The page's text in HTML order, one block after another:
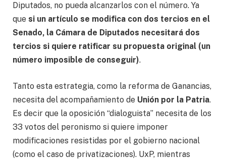
Diputados, no pueda alcanzarlos con el número. Ya
que si un artículo se modifica con dos tercios en el
Senado, la Cámara de Diputados necesitará dos
tercios si quiere ratificar su propuesta original (un
número imposible de conseguir).
Tanto esta estrategia, como la reforma de Ganancias,
necesita del acompañamiento de Unión por la Patria.
Es decir que la oposición “dialoguista” necesita de los
33 votos del peronismo si quiere imponer
modificaciones resistidas por el gobierno nacional
(como el caso de privatizaciones). UxP, mientras